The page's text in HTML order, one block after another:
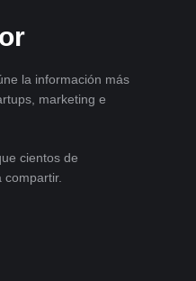
la información más
marketing e
cientos de